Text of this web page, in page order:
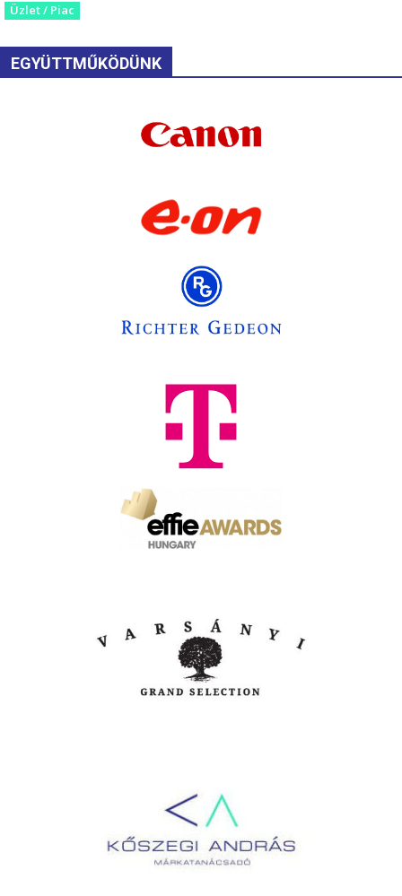
Üzlet / Piac
EGYÜTTMŰKÖDÜNK